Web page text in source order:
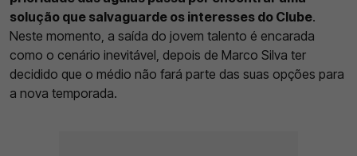
solução que salvaguarde os interesses do Clube.
Neste momento, a saída do jovem talento é encarada
como o cenário inevitável, depois de Marco Silva ter
decidido que o médio não fará parte das suas opções para
a nova temporada.